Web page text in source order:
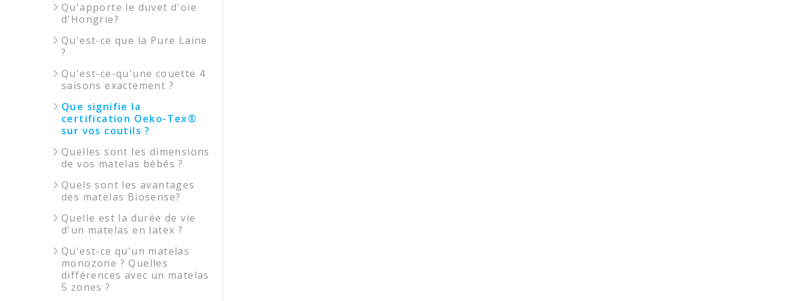
Qu'apporte le duvet d'oie
d'Hongrie?
Qu'est-ce que la Pure Laine
?
Qu'est-ce-qu'une couette 4
saisons exactement ?
Que signifie la
certification Oeko-Tex®
sur vos coutils ?
Quelles sont les dimensions
de vos matelas bébés ?
Quels sont les avantages
des matelas Biosense?
Quelle est la durée de vie
d'un matelas en latex ?
Qu'est-ce qu'un matelas
monozone ? Quelles
différences avec un matelas
5 zones ?